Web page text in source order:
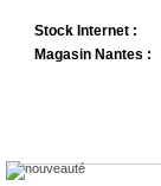
Stock Internet :
Magasin Nantes :